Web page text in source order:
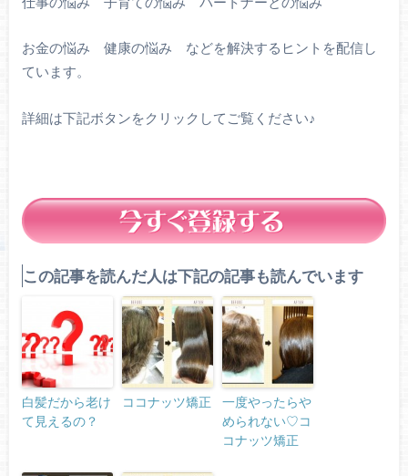
お金の悩み 健康の悩み などを解決するヒントを配信し
ています。
詳細は下記ボタンをクリックしてご覧ください♪
この記事を読んだ人は下記の記事も読んでいます
白髪だから老け
て見えるの？
ココナッツ矯正
一度やったらや
められない♡コ
コナッツ矯正